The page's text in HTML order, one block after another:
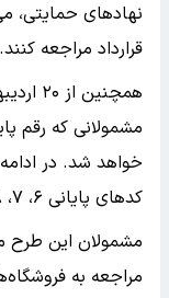
نهادهای حمایتی،
قرارداد مراجعه کنند.
کدهای پایانی ۶، ۷، ۸ و ۹ می‌توانند خرید خود را انجام دهند.
مشمولان این طرح
مراجعه به